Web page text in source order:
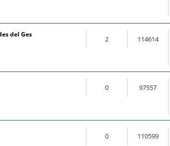
del Ges
2 114614
0 97557
0 110599